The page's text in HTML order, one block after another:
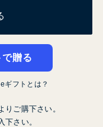
贈る
ギフトとは？
りご購下さい。
下さい。